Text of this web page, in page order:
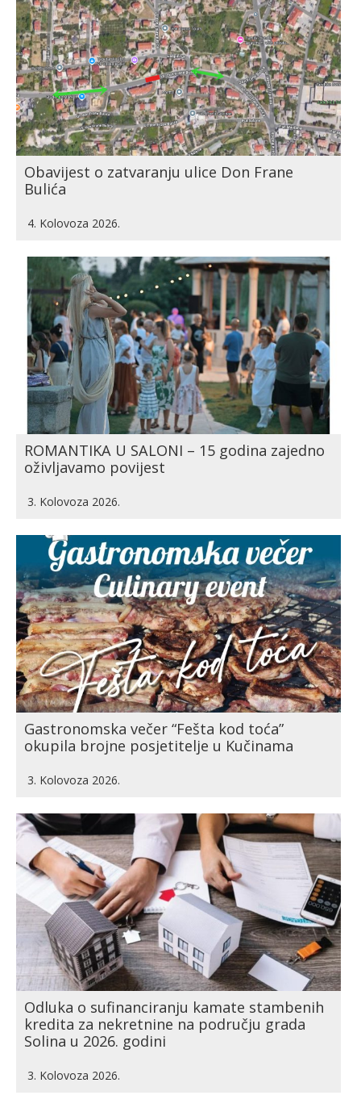
Obavijest o zatvaranju ulice Don Frane
Bulića
4. Kolovoza 2026.
ROMANTIKA U SALONI – 15 godina zajedno
oživljavamo povijest
3. Kolovoza 2026.
Gastronomska večer “Fešta kod toća”
okupila brojne posjetitelje u Kučinama
3. Kolovoza 2026.
Odluka o sufinanciranju kamate stambenih
kredita za nekretnine na području grada
Solina u 2026. godini
3. Kolovoza 2026.